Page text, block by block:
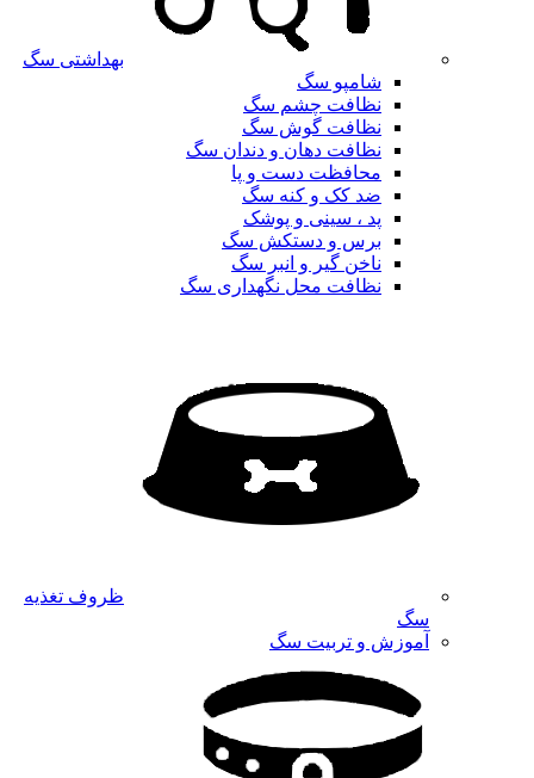
بهداشتی سگ
شامپو سگ
نظافت چشم سگ
نظافت گوش سگ
نظافت دهان و دندان سگ
محافظت دست و پا
ضد کک و کنه سگ
پد ، سینی و پوشک
برس و دستکش سگ
ناخن گیر و انبر سگ
نظافت محل نگهداری سگ
ظروف تغذیه
سگ
آموزش و تربیت سگ